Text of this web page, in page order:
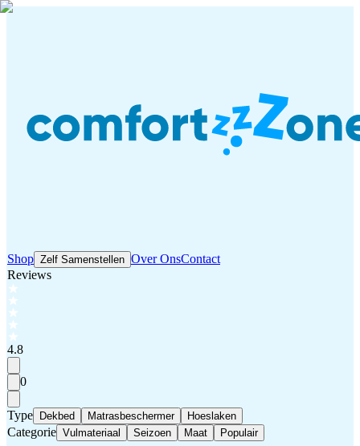
Shop Zelf Samenstellen Over OnsContact
Reviews
4.8
0
Type Dekbed Matrasbeschermer Hoeslaken
Categorie Vulmateriaal Seizoen Maat Populair